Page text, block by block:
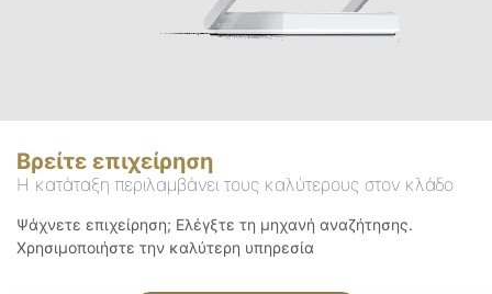
Βρείτε επιχείρηση
Η κατάταξη περιλαμβάνει τους καλύτερους στον κλάδο
Ψάχνετε επιχείρηση; Ελέγξτε τη μηχανή αναζήτησης.
Χρησιμοποιήστε την καλύτερη υπηρεσία